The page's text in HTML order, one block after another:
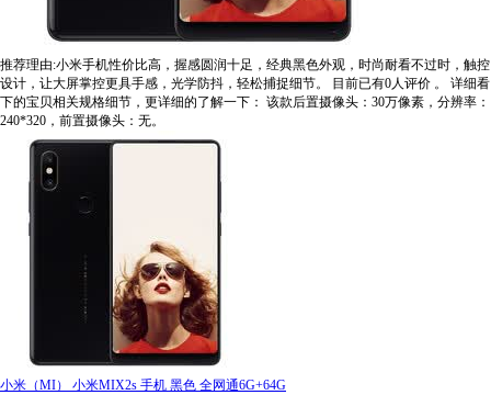
推荐理由:小米手机性价比高，握感圆润十足，经典黑色外观，时尚耐看不过时，触控
设计，让大屏掌控更具手感，光学防抖，轻松捕捉细节。
目前已有0人评价 。
详细看
下的宝贝相关规格细节，更详细的了解一下： 该款后置摄像头：30万像素，分辨率：
240*320，前置摄像头：无。
小米（MI） 小米MIX2s 手机 黑色 全网通6G+64G